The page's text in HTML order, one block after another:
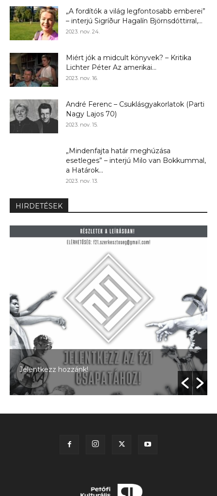
„A fordítók a világ legfontosabb emberei”
– interjú Sigríður Hagalín Björnsdóttirral,...
2023. nov. 24.
Miért jók a midcult könyvek? – Kritika
Lichter Péter Az amerikai...
2023. nov. 16.
André Ferenc – Csuklásgyakorlatok (Parti
Nagy Lajos 70)
2023. nov. 15.
„Mindenfajta határ meghúzása
esetleges” – interjú Milo van Bokkummal,
a Határok...
2023. nov. 13.
HIRDETÉSEK
Jelentkezz hozzánk!